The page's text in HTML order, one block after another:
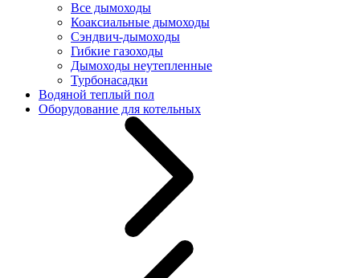
Все дымоходы
Коаксиальные дымоходы
Сэндвич-дымоходы
Гибкие газоходы
Дымоходы неутепленные
Турбонасадки
Водяной теплый пол
Оборудование для котельных